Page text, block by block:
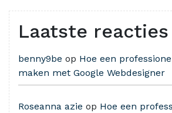
Laatste reacties
benny9be op Hoe een
maken met Google Webdesigner
Roseanna azie op Hoe een